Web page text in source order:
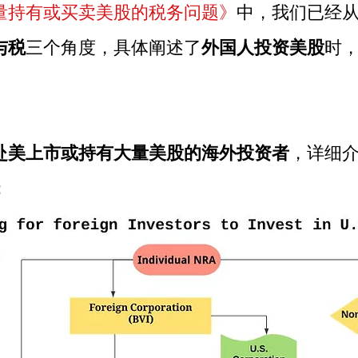
有或买卖美股的税务问题》 中，我们已经
税三个角度，具体阐述了外国人投资美股时
美上市或持有大量美股的海外投资者 ，详细